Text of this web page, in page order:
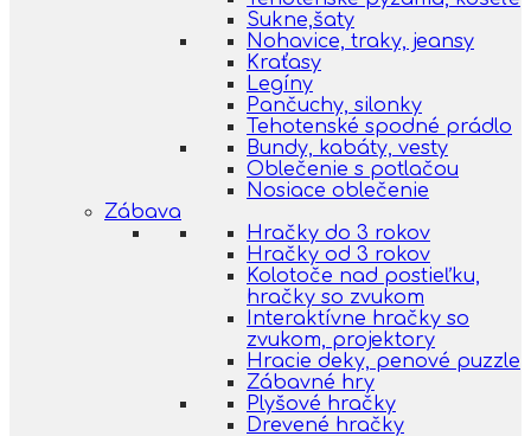
Sukne,šaty
Nohavice, traky, jeansy
Kraťasy
Legíny
Pančuchy, silonky
Tehotenské spodné prádlo
Bundy, kabáty, vesty
Oblečenie s potlačou
Nosiace oblečenie
Zábava
Hračky do 3 rokov
Hračky od 3 rokov
Kolotoče nad postieľku,
hračky so zvukom
Interaktívne hračky so
zvukom, projektory
Hracie deky, penové puzzle
Zábavné hry
Plyšové hračky
Drevené hračky